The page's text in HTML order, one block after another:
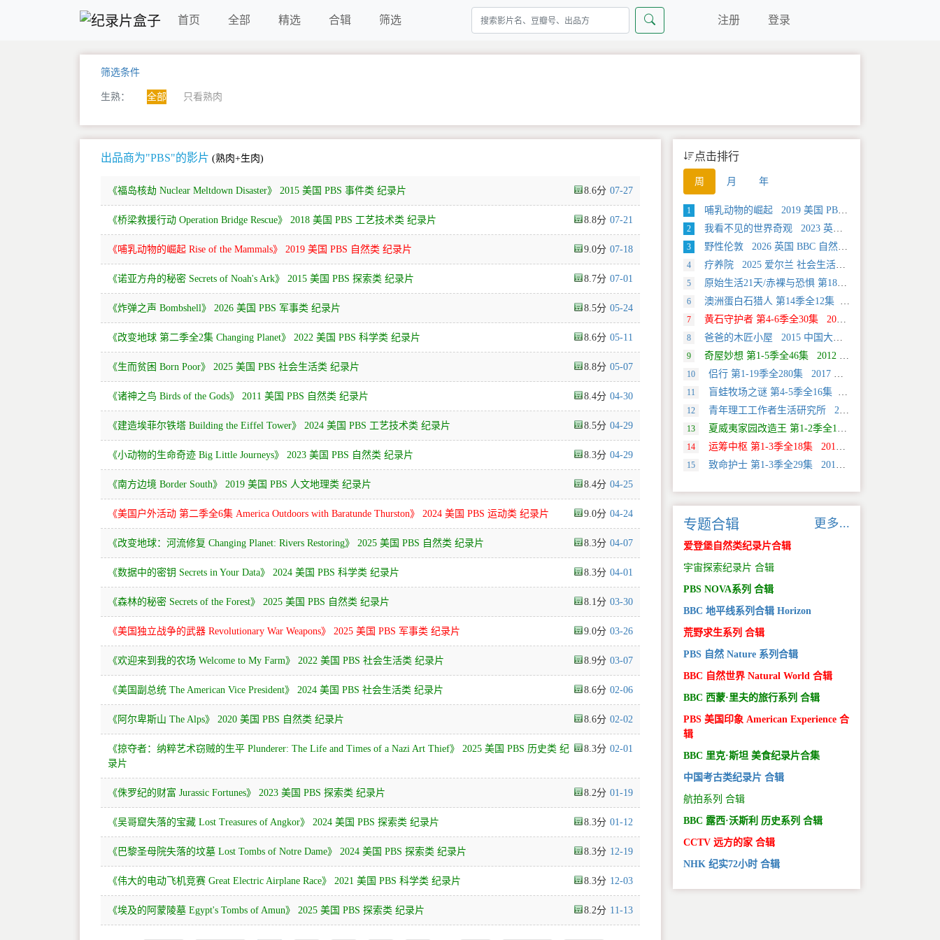
首页 全部 精选 合辑 筛选 注册 登录
筛选条件
生熟： 全部 只看熟肉
出品商为"PBS"的影片 (熟肉+生肉)
8.6 07-27
《福岛核劫 Nuclear Meltdown Disaster》 2015 美国 PBS 事件类 纪录片
8.8 07-21
《桥梁救援行动 Operation Bridge Rescue》 2018 美国 PBS 工艺技术类 纪录片
9.0 07-18
《哺乳动物的崛起 Rise of the Mammals》 2019 美国 PBS 自然类 纪录片
8.7 07-01
《诺亚方舟的秘密 Secrets of Noah's Ark》 2015 美国 PBS 探索类 纪录片
8.5 05-24
《炸弹之声 Bombshell》 2026 美国 PBS 军事类 纪录片
8.6 05-11
《改变地球 第二季全2集 Changing Planet》 2022 美国 PBS 科学类 纪录片
8.8 05-07
《生而贫困 Born Poor》 2025 美国 PBS 社会生活类 纪录片
8.4 04-30
《诸神之鸟 Birds of the Gods》 2011 美国 PBS 自然类 纪录片
8.5 04-29
《建造埃菲尔铁塔 Building the Eiffel Tower》 2024 美国 PBS 工艺技术类 纪录片
8.3 04-29
《小动物的生命奇迹 Big Little Journeys》 2023 美国 PBS 自然类 纪录片
8.4 04-25
《南方边境 Border South》 2019 美国 PBS 人文地理类 纪录片
9.0 04-24
《美国户外活动 第二季全6集 America Outdoors with Baratunde Thurston》 2024 美国 PBS 运动类 纪录片
8.3 04-07
《改变地球：河流修复 Changing Planet: Rivers Restoring》 2025 美国 PBS 自然类 纪录片
8.3 04-01
《数据中的密钥 Secrets in Your Data》 2024 美国 PBS 科学类 纪录片
8.1 03-30
《森林的秘密 Secrets of the Forest》 2025 美国 PBS 自然类 纪录片
9.0 03-26
《美国独立战争的武器 Revolutionary War Weapons》 2025 美国 PBS 军事类 纪录片
8.9 03-07
《欢迎来到我的农场 Welcome to My Farm》 2022 美国 PBS 社会生活类 纪录片
8.6 02-06
《美国副总统 The American Vice President》 2024 美国 PBS 社会生活类 纪录片
8.6 02-02
《阿尔卑斯山 The Alps》 2020 美国 PBS 自然类 纪录片
8.3 02-01
《掠夺者：纳粹艺术窃贼的生平 Plunderer: The Life and Times of a Nazi Art Thief》 2025 美国 PBS 历史类 纪
录片
8.2 01-19
《侏罗纪的财富 Jurassic Fortunes》 2023 美国 PBS 探索类 纪录片
8.3 01-12
《吴哥窟失落的宝藏 Lost Treasures of Angkor》 2024 美国 PBS 探索类 纪录片
8.3 12-19
《巴黎圣母院失落的坟墓 Lost Tombs of Notre Dame》 2024 美国 PBS 探索类 纪录片
8.3 12-03
《伟大的电动飞机竞赛 Great Electric Airplane Race》 2021 美国 PBS 科学类 纪录片
8.2 11-13
《埃及的阿蒙陵墓 Egypt's Tombs of Amun》 2025 美国 PBS 探索类 纪录片
点击排行
周 月 年
1 哺乳动物的崛起 2019 美国 PBS 自然类纪录片
2 我看不见的世界奇观 2023 英国 旅行类纪录片
3 野性伦敦 2026 英国 BBC 自然类纪录片
4 疗养院 2025 爱尔兰 社会生活类纪录片
5 原始生活21天/赤裸与恐惧 第18季全12集 2025 美国 Discovery 真人秀&舞台类纪录片
6 澳洲蛋白石猎人 第14季全12集 2025 美国 Discovery 真人秀&舞台类纪录片
7 黄石守护者 第4-6季全30集 2024 美国 Discovery 真人秀&舞台类纪录片
8 爸爸的木匠小屋 2015 中国大陆 社会生活类纪录片
9 奇屋妙想 第1-5季全46集 2012 美国 HGTV 真人秀&舞台类纪录片
10 侣行 第1-19季全280集 2017 中国大陆 旅行类纪录片
11 盲蛙牧场之谜 第4-5季全16集 2025 美国 Discovery 探索类纪录片
12 青年理工工作者生活研究所 2022 中国大陆 社会生活类纪录片
13 夏威夷家园改造王 第1-2季全18集 2024 美国 HGTV 真人秀&舞台类纪录片
14 运筹中枢 第1-3季全18集 2013 美国 Discovery 科学类纪录片
15 致命护士 第1-3季全29集 2016 英国 传记类纪录片
专题合辑 更多...
爱登堡自然类纪录片合辑
宇宙探索纪录片 合辑
PBS NOVA系列 合辑
BBC 地平线系列合辑 Horizon
荒野求生系列 合辑
PBS 自然 Nature 系列合辑
BBC 自然世界 Natural World 合辑
BBC 西蒙·里夫的旅行系列 合辑
PBS 美国印象 American Experience 合
辑
BBC 里克·斯坦 美食纪录片合集
中国考古类纪录片 合辑
航拍系列 合辑
BBC 露西·沃斯利 历史系列 合辑
CCTV 远方的家 合辑
NHK 纪实72小时 合辑